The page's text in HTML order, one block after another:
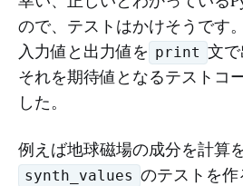
ので、テストはかけそうです。
入力値と出力値を print 文
それを期待値となるテストコ
した。
例えば地球磁場の成分を計算
synth_values のテストを作